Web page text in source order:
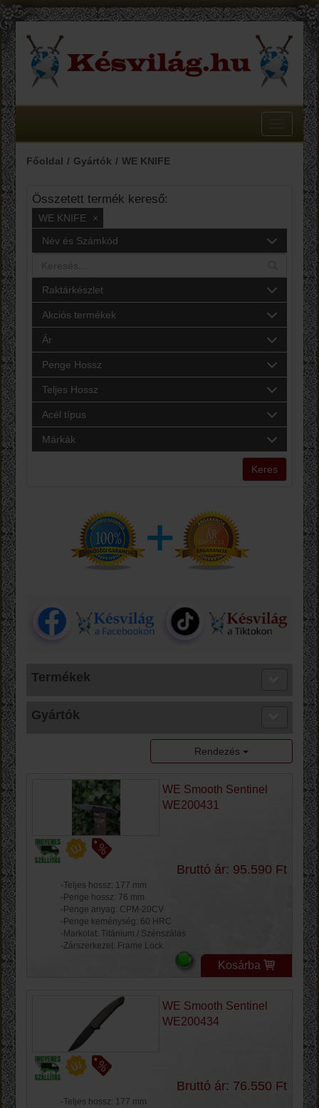
Toggle
Főoldal
Gyártók WE KNIFE
Összetett termék kereső:
WE KNIFE
×
Név és Számkód
Raktárkészlet
Akciós termékek
Ár
Penge Hossz
Teljes Hossz
Acél típus
Márkák
Keres
Termékek
Gyártók
Rendezés
WE Smooth Sentinel
WE200431
Bruttó ár: 95.590 Ft
-Teljes hossz: 177 mm
-Penge hossz: 76 mm
-Penge anyag: CPM-20CV
-Penge keménység: 60 HRC
-Markolat: Titánium / Szénszálas
-Zárszerkezet: Frame Lock
Kosárba
WE Smooth Sentinel
WE200434
Bruttó ár: 76.550 Ft
-Teljes hossz: 177 mm